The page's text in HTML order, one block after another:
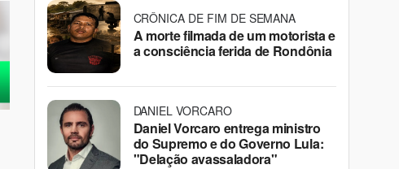
CRÔNICA DE FIM DE SEMANA
A morte filmada de um motorista e
a consciência ferida de Rondônia
DANIEL VORCARO
Daniel Vorcaro entrega ministro
do Supremo e do Governo Lula:
"Delação avassaladora"